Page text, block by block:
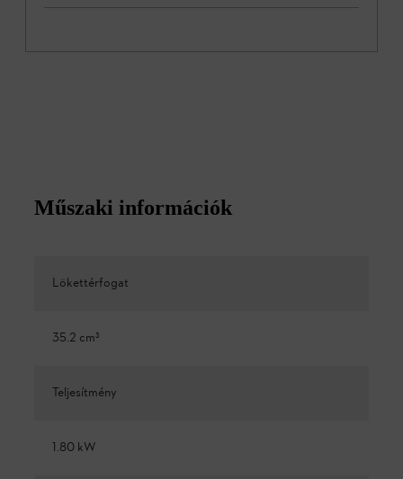
Műszaki információk
Lökettérfogat
35.2 cm³
Teljesítmény
1.80 kW